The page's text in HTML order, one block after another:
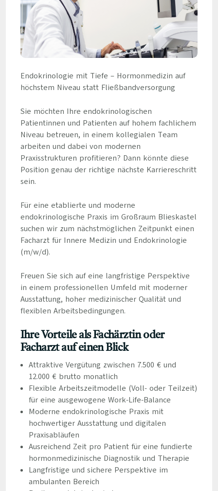
Endokrinologie mit Tiefe – Hormonmedizin auf
höchstem Niveau statt Fließbandversorgung
Sie möchten Ihre endokrinologischen
Patientinnen und Patienten auf hohem fachlichem
Niveau betreuen, in einem kollegialen Team
arbeiten und dabei von modernen
Praxisstrukturen profitieren? Dann könnte diese
Position genau der richtige nächste Karriereschritt
sein.
Für eine etablierte und moderne
endokrinologische Praxis im Großraum Blieskastel
suchen wir zum nächstmöglichen Zeitpunkt einen
Facharzt für Innere Medizin und Endokrinologie
(m/w/d).
Freuen Sie sich auf eine langfristige Perspektive
in einem professionellen Umfeld mit moderner
Ausstattung, hoher medizinischer Qualität und
flexiblen Arbeitsbedingungen.
Ihre Vorteile als Fachärztin oder
Facharzt auf einen Blick
Attraktive Vergütung zwischen 7.500 € und
12.000 € brutto monatlich
Flexible Arbeitszeitmodelle (Voll- oder Teilzeit)
für eine ausgewogene Work-Life-Balance
Moderne endokrinologische Praxis mit
hochwertiger Ausstattung und digitalen
Praxisabläufen
Ausreichend Zeit pro Patient für eine fundierte
hormonmedizinische Diagnostik und Therapie
Langfristige und sichere Perspektive im
ambulanten Bereich